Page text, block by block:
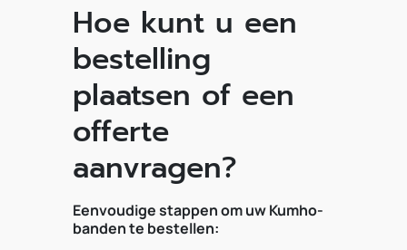
Hoe kunt u een
bestelling
plaatsen of een
offerte
aanvragen?
Eenvoudige stappen om uw Kumho-
banden te bestellen: